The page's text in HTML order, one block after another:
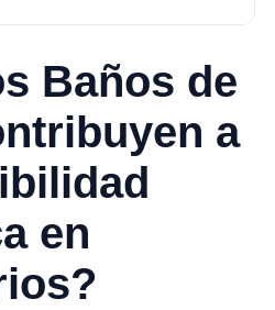
Baños de
a
en